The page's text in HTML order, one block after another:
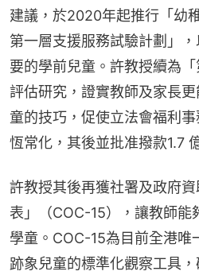
建議，於2020年起推行「幼
第一層支援服務試驗計劃」
要的學前兒童。許教授續為
評估研究，證實教師及家長
童的技巧，促使立法會福利
恆常化，其後並批准撥款1.7
許教授其後再獲社署及政府
表」（COC-15），讓教師能
學童。COC-15為目前全港唯
跡象兒童的標準化觀察工具